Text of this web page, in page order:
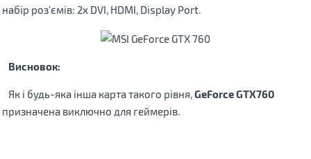
набір роз'ємів: 2x DVI, HDMI, Display Port.
Висновок:
Як і будь-яка інша карта такого рівня,GeForce GTX760
призначена виключно для геймерів.